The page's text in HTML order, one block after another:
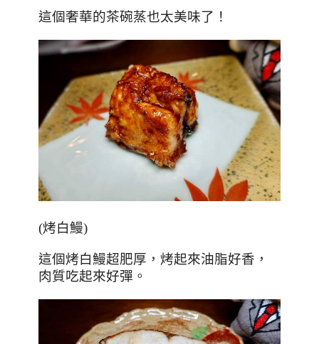
這個奢華的茶碗蒸也太美味了！
(烤白鰻)
這個烤白鰻超肥厚，烤起來油脂好香，
肉質吃起來好彈。